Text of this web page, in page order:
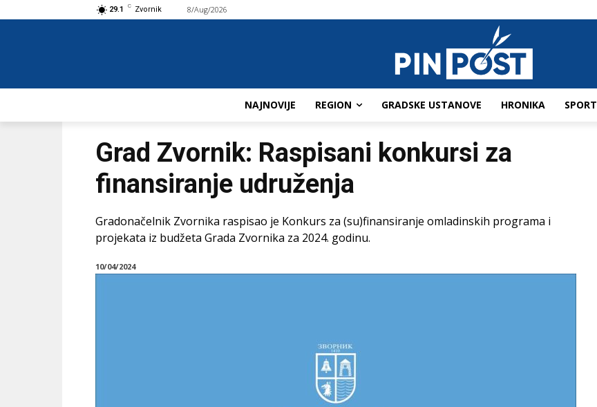
29.1 C Zvornik 8/Aug/2026
NAJNOVIJE REGION GRADSKE USTANOVE HRONIKA SPORT
Grad Zvornik: Raspisani konkursi za
finansiranje udruženja
Gradonačelnik Zvornika raspisao je Konkurs za (su)finansiranje omladinskih programa i
projekata iz budžeta Grada Zvornika za 2024. godinu.
10/04/2024